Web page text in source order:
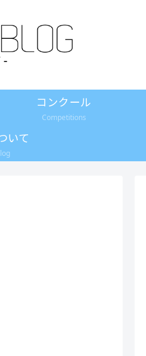
コンクール
Competitions
いて